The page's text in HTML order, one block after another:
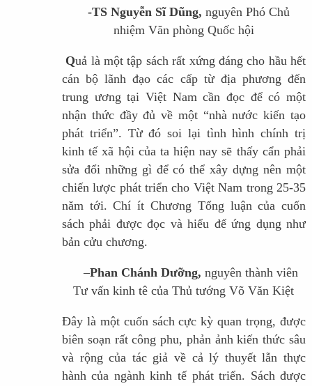
-TS Nguyễn Sĩ Dũng,nguyên Phó Chủ
nhiệm Văn phòng Quốc hội
Quả là một tập sách rất xứng đáng cho hầu hết
cán bộ lãnh đạo các cấp từ địa phương đến
trung ương tại Việt Nam cần đọc để có một
nhận thức đầy đủ về một “nhà nước kiến tạo
phát triển”. Từ đó soi lại tình hình chính trị
kinh tế xã hội của ta hiện nay sẽ thấy cẩn phải
sửa đổi những gì để có thể xây dựng nên một
chiến lược phát triển cho Việt Nam trong 25-35
năm tới. Chí ít Chương Tổng luận của cuốn
sách phải được đọc và hiểu để ứng dụng như
bản cửu chương.
–Phan Chánh Dưỡng, nguyên thành viên
Tư vấn kinh tê của Thủ tướng Võ Văn Kiệt
Đây là một cuốn sách cực kỳ quan trọng, được
biên soạn rất công phu, phản ảnh kiến thức sâu
và rộng của tác giả về cả lý thuyết lẫn thực
hành của ngành kinh tế phát triển. Sách được